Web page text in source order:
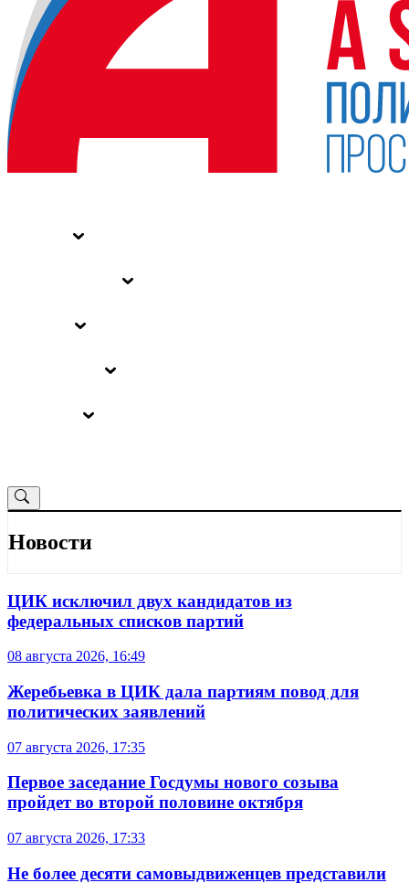
Новости
ЦИК исключил двух кандидатов из
федеральных списков партий
08 августа 2026, 16:49
Жеребьевка в ЦИК дала партиям повод для
политических заявлений
07 августа 2026, 17:35
Первое заседание Госдумы нового созыва
пройдет во второй половине октября
07 августа 2026, 17:33
Не более десяти самовыдвиженцев представили